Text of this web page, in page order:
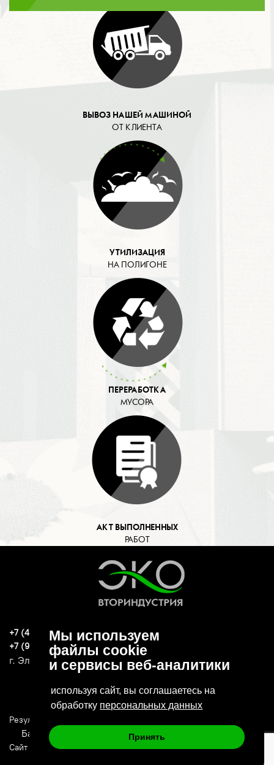
Мы используем
файлы cookie
и сервисы веб-аналитики
используя сайт, вы соглашаетесь на
обработку персональных данных
Принять
ВЫВОЗ НАШЕЙ МАШИНОЙ
ОТ КЛИЕНТА
УТИЛИЗАЦИЯ
НА ПОЛИГОНЕ
ПЕРЕРАБОТКА
МУСОРА
АКТ ВЫПОЛНЕННЫХ
РАБОТ
г. Электросталь, ул. Спортивная, д. 47А
ekoind93@yandex.ru
+7 (496) 570-37-15
+7 (919) 776-04-79
Банковские реквизиты
Результаты СОУТ
Сайт сделан в: Deluxmedia